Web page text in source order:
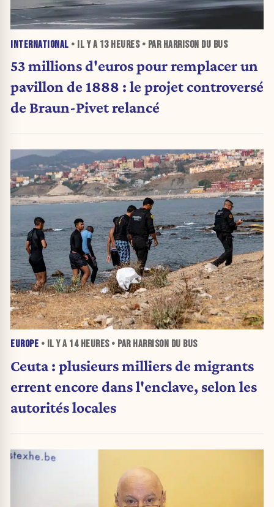
INTERNATIONAL • IL Y A 13 HEURES• PAR HARRISON DU BUS
53 millions d'euros pour remplacer un
pavillon de 1888 : le projet controversé
de Braun-Pivet relancé
EUROPE • IL Y A 14 HEURES• PAR HARRISON DU BUS
Ceuta : plusieurs milliers de migrants
errent encore dans l'enclave, selon les
autorités locales